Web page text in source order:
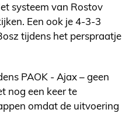
systeem van Rostov
Een ook je 4-3-3
tijdens het perspraatje
PAOK - Ajax – geen
nog een keer te
omdat de uitvoering